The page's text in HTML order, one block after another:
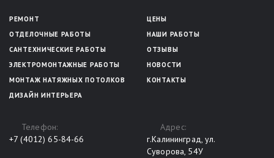
РЕМОНТ
ОТДЕЛОЧНЫЕ РАБОТЫ
САНТЕХНИЧЕСКИЕ РАБОТЫ
ЭЛЕКТРОМОНТАЖНЫЕ РАБОТЫ
МОНТАЖ НАТЯЖНЫХ ПОТОЛКОВ
ДИЗАЙН ИНТЕРЬЕРА
ЦЕНЫ
НАШИ РАБОТЫ
ОТЗЫВЫ
НОВОСТИ
КОНТАКТЫ
Телефон:
+7 (4012) 65-84-66
Адрес:
г.Калининград, ул.
Суворова, 54У